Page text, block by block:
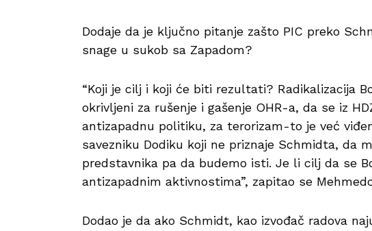
Dodaje da je ključno pitanje zašto PIC preko
snage u sukob sa Zapadom?
“Koji je cilj i koji će biti rezultati? Radikalizacija
okrivljeni za rušenje i gašenje OHR-a, da se iz
antizapadnu politiku, za terorizam-to je već
savezniku Dodiku koji ne priznaje Schmidta, da
predstavnika pa da budemo isti. Je li cilj da se
antizapadnim aktivnostima”, zapitao se
Dodao je da ako Schmidt, kao izvođač radova